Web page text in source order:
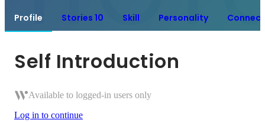
Profile Stories 10 Skill Personality
Self Introduction
Available to logged-in users only
Log in to continue